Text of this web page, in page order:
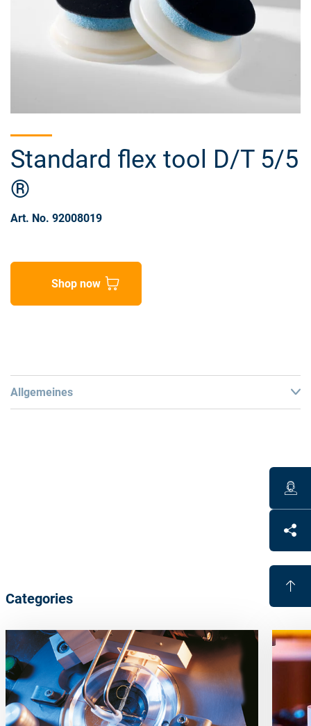
Standard flex tool D/T 5/5
®
Art. No. 92008019
Shop now
Allgemeines
Work range base 0-14 dpt, cyl 0-4 dpt (max. 14 dpt in
Eliminates hard lap tools
Reduces handling, because fewer tools are needed for
large working range
Short polish times through high stock removal rates;
process times nearly inde- pendent of cylinder and/or
Categories